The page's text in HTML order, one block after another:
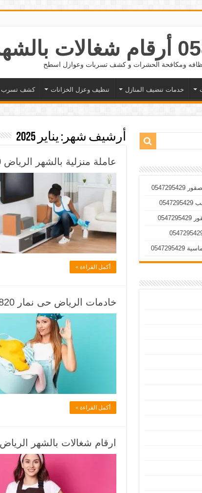
وجده
ومكافحة الحشرات و كشف تسربات وعوازل اسطح
خدمات تنضيف المنازل تنظيف وعزل الخزانات كشف تسرب
أرشيف شهر: يناير 2025
عاملة منزلية بالشهر الرياض 0562411820
أكمل القراءة »
خادمات الرياض حى نمار 0562411820
أكمل القراءة »
ارقام شغالات بالشهر الرياض 0565603671